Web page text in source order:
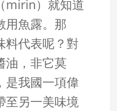
mirin）就知道
用魚露。那
料代表呢？對
油，非它莫
是我國一項偉
至另一美味境